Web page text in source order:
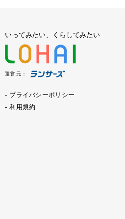
いってみたい、くらしてみたい
運営元：
プライバシーポリシー
利用規約